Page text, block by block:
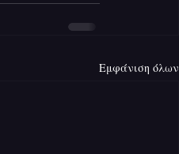
Εμφάνιση όλων